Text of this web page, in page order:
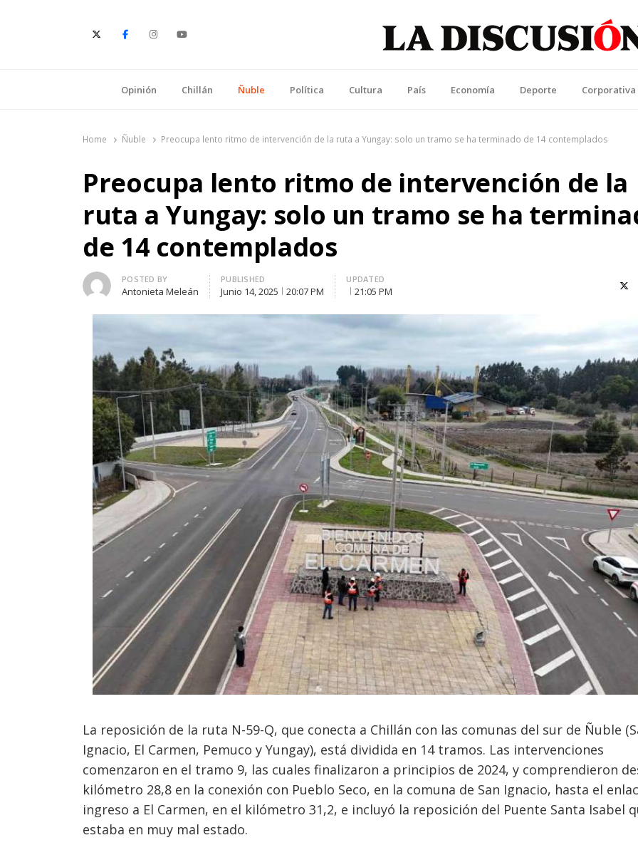
Opinión Chillán Ñuble Política Cultura País Economía Deporte Corporativa
Home Ñuble Preocupa lento ritmo de intervención de la ruta a Yungay: solo un tramo se ha terminado de 14 contemplados
Preocupa lento ritmo de intervención de la
ruta a Yungay: solo un tramo se ha
de 14 contemplados
Author
POSTED BY
Antonieta Meleán
PUBLISHED
Junio 14, 2025 20:07 PM
UPDATED
21:05 PM X
La reposición de la ruta N-59-Q, que conecta a Chillán con las comunas del sur de Ñuble
Ignacio, El Carmen, Pemuco y Yungay), está dividida en 14 tramos. Las intervenciones
comenzaron en el tramo 9, las cuales finalizaron a principios de 2024, y comprendieron
kilómetro 28,8 en la conexión con Pueblo Seco, en la comuna de San Ignacio, hasta el
ingreso a El Carmen, en el kilómetro 31,2, e incluyó la reposición del Puente Santa Isabel
estaba en muy mal estado.